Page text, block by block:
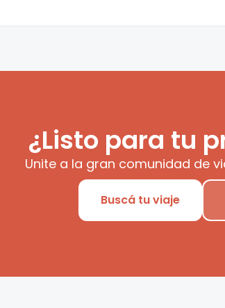
¿Listo para tu
Unite a la gran comunidad de
Buscá tu viaje